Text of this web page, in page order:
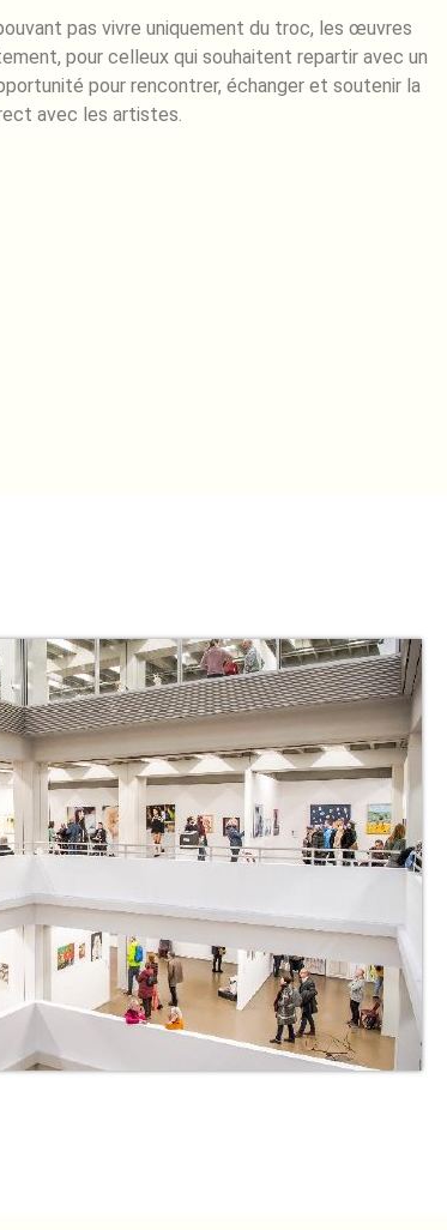
pas vivre uniquement du troc, les œuvres
pour celleux qui souhaitent repartir avec un
pour rencontrer, échanger et soutenir la
avec les artistes.